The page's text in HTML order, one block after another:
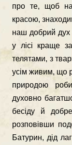
про те, щоб
красою,
наш добрий дух
у лісі краще
телятами, з
усім живим, що
природою
духовно
бесіду й
розповівши
Батурин, дід